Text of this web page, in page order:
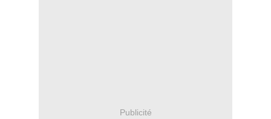
Publicité